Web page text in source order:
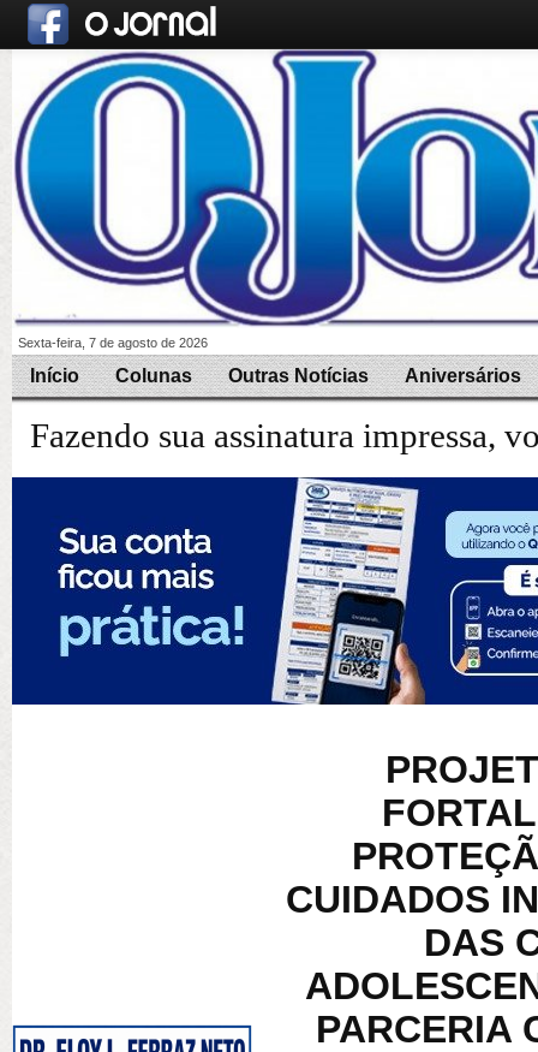
Sexta-feira, 7 de agosto de 2026
Início Colunas Outras Notícias Aniversários
Fazendo sua assinatura impressa,
CUIDADOS
DAS
PARCERIA